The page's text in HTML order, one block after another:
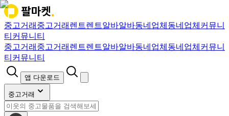
중고거래 중고거래 렌트렌트알바알바동네업체 동네업체 커뮤니
티 커뮤니티
중고거래 중고거래 렌트렌트알바알바동네업체 동네업체 커뮤니
티 커뮤니티
앱 다운로드
중고거래